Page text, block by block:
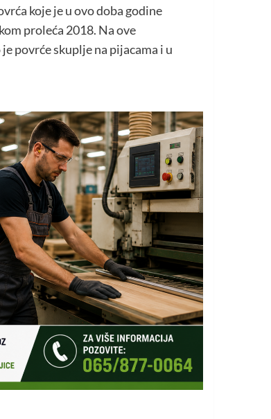
koje je u ovo doba godine
proleća 2018. Na ove
povrće skuplje na pijacama i u